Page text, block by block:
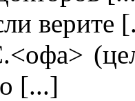
верите
[...]